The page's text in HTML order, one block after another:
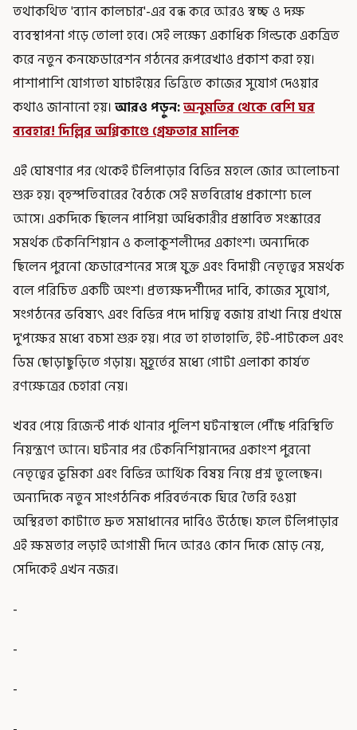
তথাকথিত 'ব্যান কালচার'-এর বন্ধ করে আরও স্বচ্ছ ও দক্ষ
ব্যবস্থাপনা গড়ে তোলা হবে। সেই লক্ষ্যে একাধিক গিল্ডকে একত্রিত
করে নতুন কনফেডারেশন গঠনের রূপরেখাও প্রকাশ করা হয়।
পাশাপাশি যোগ্যতা যাচাইয়ের ভিত্তিতে কাজের সুযোগ দেওয়ার
কথাও জানানো হয়।আরও পড়ুন:অনুমতির থেকে বেশি ঘর
ব্যবহার! দিল্লির অগ্নিকাণ্ডে গ্রেফতার মালিক
এই ঘোষণার পর থেকেই টলিপাড়ার বিভিন্ন মহলে জোর আলোচনা
শুরু হয়। বৃহস্পতিবারের বৈঠকে সেই মতবিরোধ প্রকাশ্যে চলে
আসে। একদিকে ছিলেন পাপিয়া অধিকারীর প্রস্তাবিত সংস্কারের
সমর্থক টেকনিশিয়ান ও কলাকুশলীদের একাংশ। অন্যদিকে
ছিলেন পুরনো ফেডারেশনের সঙ্গে যুক্ত এবং বিদায়ী নেতৃত্বের সমর্থক
বলে পরিচিত একটি অংশ। প্রত্যক্ষদর্শীদের দাবি, কাজের সুযোগ,
সংগঠনের ভবিষ্যৎ এবং বিভিন্ন পদে দায়িত্ব বজায় রাখা নিয়ে প্রথমে
দু'পক্ষের মধ্যে বচসা শুরু হয়। পরে তা হাতাহাতি, ইট-পাটকেল এবং
ডিম ছোড়াছুড়িতে গড়ায়। মুহূর্তের মধ্যে গোটা এলাকা কার্যত
রণক্ষেত্রের চেহারা নেয়।
খবর পেয়ে রিজেন্ট পার্ক থানার পুলিশ ঘটনাস্থলে পৌঁছে পরিস্থিতি
নিয়ন্ত্রণে আনে। ঘটনার পর টেকনিশিয়ানদের একাংশ পুরনো
নেতৃত্বের ভূমিকা এবং বিভিন্ন আর্থিক বিষয় নিয়ে প্রশ্ন তুলেছেন।
অন্যদিকে নতুন সাংগঠনিক পরিবর্তনকে ঘিরে তৈরি হওয়া
অস্থিরতা কাটাতে দ্রুত সমাধানের দাবিও উঠেছে। ফলে টলিপাড়ার
এই ক্ষমতার লড়াই আগামী দিনে আরও কোন দিকে মোড় নেয়,
সেদিকেই এখন নজর।
-
-
-